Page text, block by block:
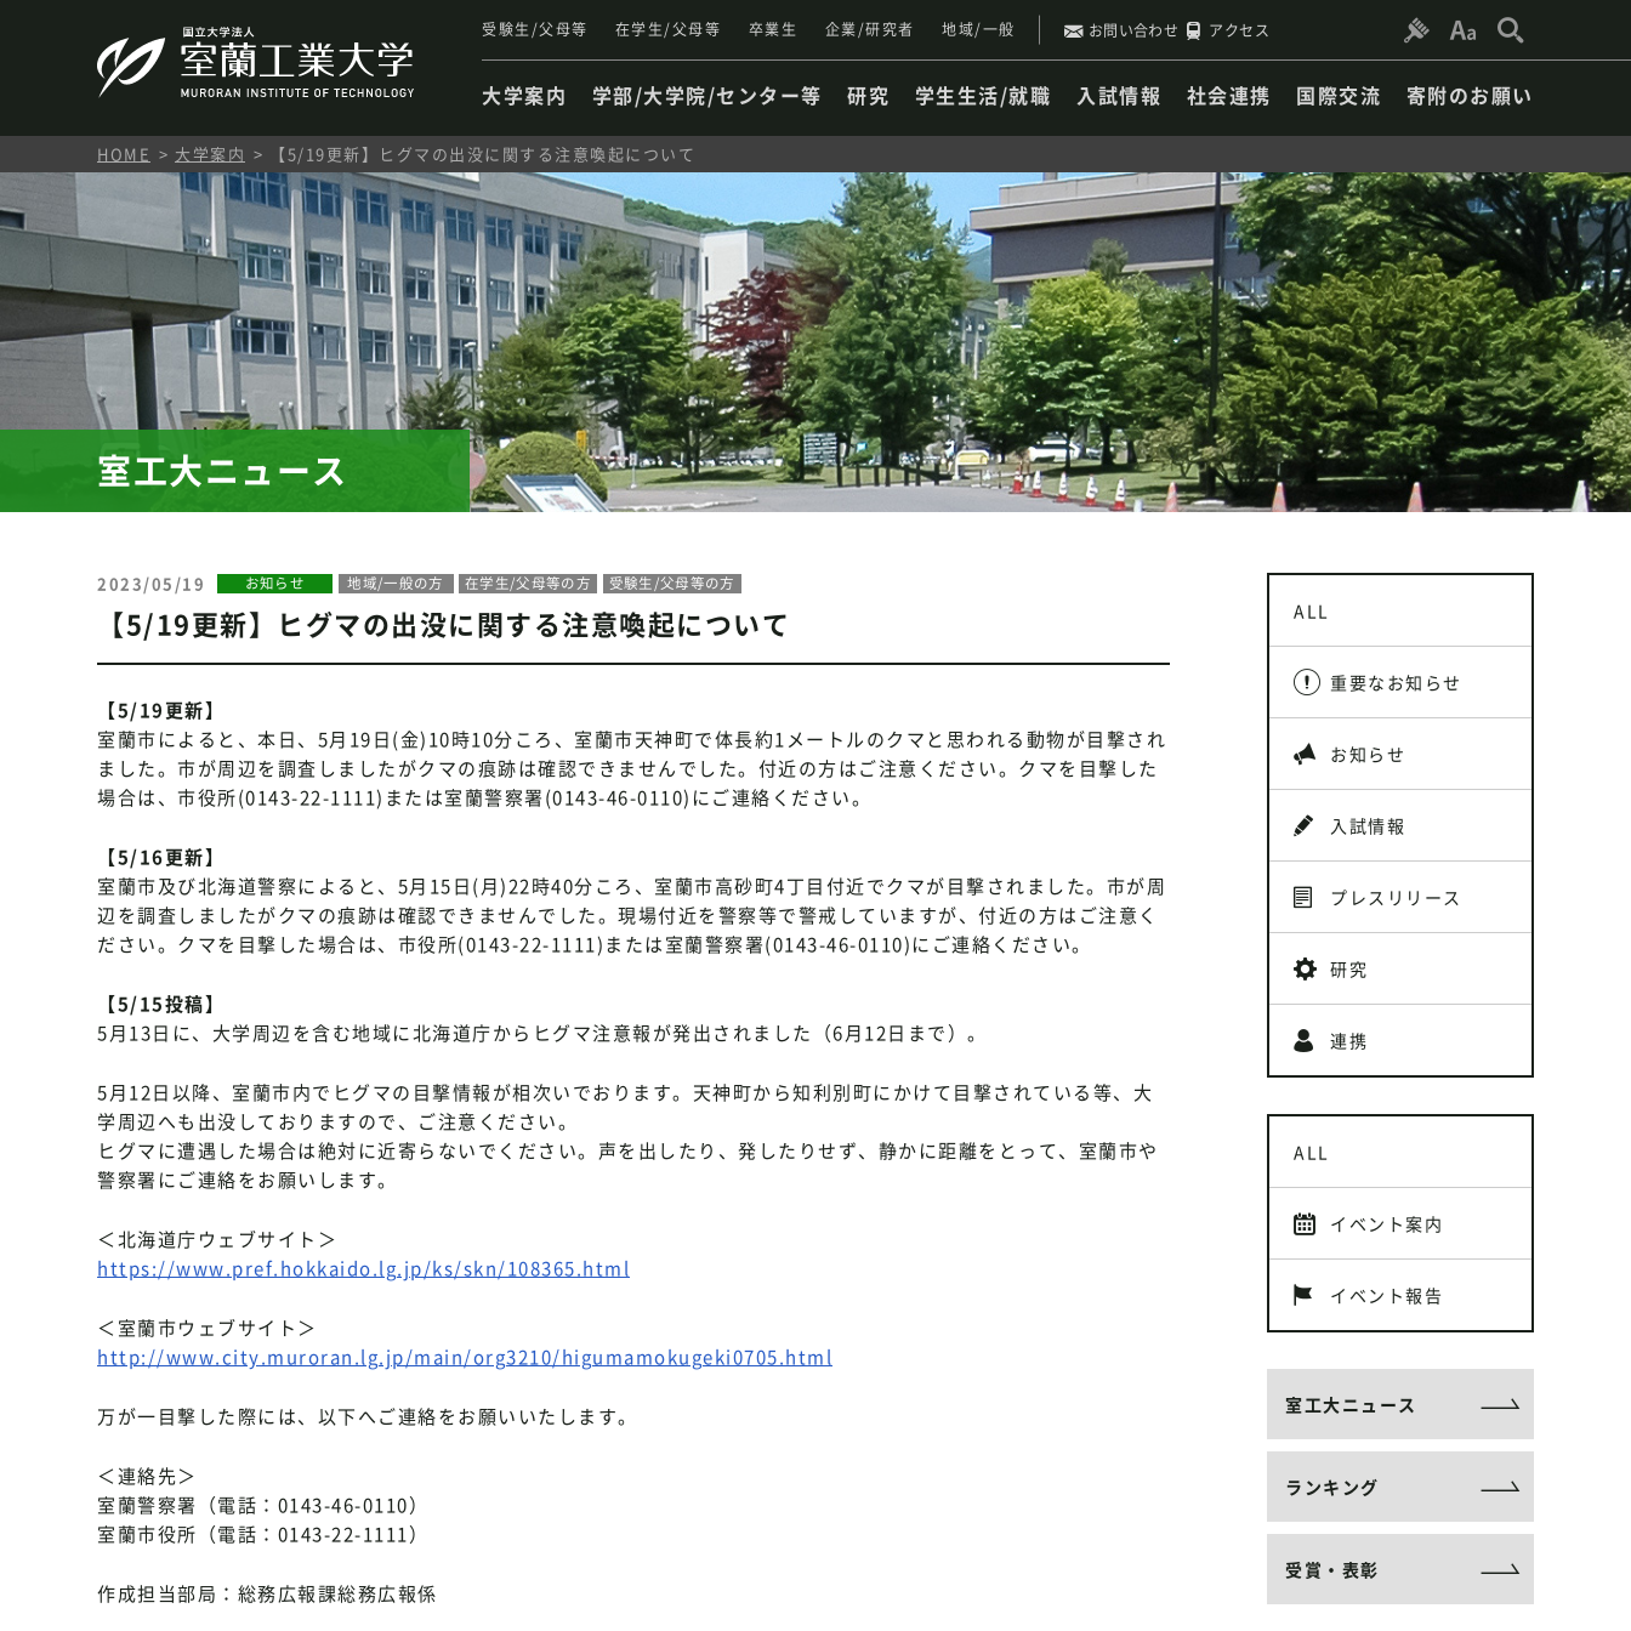
受験生/父母等 在学生/父母等 卒業生 企業/研究者 地域/一般 お問い合わせ アクセス
大学案内 学部/大学院/センター等 研究 学生生活/就職 入試情報 社会連携 国際交流 寄附のお願い
HOME 大学案内 【5/19更新】ヒグマの出没に関する注意喚起について
室工大ニュース
2023/05/19 お知らせ 地域/一般の方 在学生/父母等の方 受験生/父母等の方
【5/19更新】ヒグマの出没に関する注意喚起について
【5/19更新】
室蘭市によると、本日、5月19日(金)10時10分ころ、室蘭市天神町で体長約1メートルのクマと思われる動物が目撃され
ました。市が周辺を調査しましたがクマの痕跡は確認できませんでした。付近の方はご注意ください。クマを目撃した
場合は、市役所(0143-22-1111)または室蘭警察署(0143-46-0110)にご連絡ください。
【5/16更新】
室蘭市及び北海道警察によると、5月15日(月)22時40分ころ、室蘭市高砂町4丁目付近でクマが目撃されました。市が周
辺を調査しましたがクマの痕跡は確認できませんでした。現場付近を警察等で警戒していますが、付近の方はご注意く
ださい。クマを目撃した場合は、市役所(0143-22-1111)または室蘭警察署(0143-46-0110)にご連絡ください。
【5/15投稿】
5月13日に、大学周辺を含む地域に北海道庁からヒグマ注意報が発出されました（6月12日まで）。
5月12日以降、室蘭市内でヒグマの目撃情報が相次いでおります。天神町から知利別町にかけて目撃されている等、大
学周辺へも出没しておりますので、ご注意ください。
ヒグマに遭遇した場合は絶対に近寄らないでください。声を出したり、発したりせず、静かに距離をとって、室蘭市や
警察署にご連絡をお願いします。
＜北海道庁ウェブサイト＞
https://www.pref.hokkaido.lg.jp/ks/skn/108365.html
＜室蘭市ウェブサイト＞
http://www.city.muroran.lg.jp/main/org3210/higumamokugeki0705.html
万が一目撃した際には、以下へご連絡をお願いいたします。
＜連絡先＞
室蘭警察署（電話：0143-46-0110）
室蘭市役所（電話：0143-22-1111）
作成担当部局：総務広報課総務広報係
ALL
重要なお知らせ
お知らせ
入試情報
プレスリリース
研究
連携
ALL
イベント案内
イベント報告
室工大ニュース
ランキング
受賞・表彰